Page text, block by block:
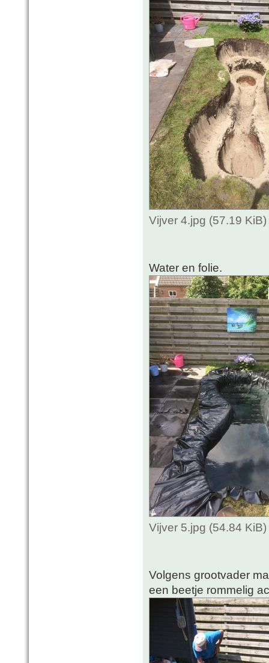
Vijver 4.jpg (57.19
Water en folie.
Vijver 5.jpg (54.84
Volgens grootvader
een beetje rommelig